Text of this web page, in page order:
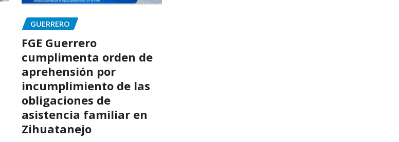
GUERRERO
FGE Guerrero
cumplimenta orden de
aprehensión por
incumplimiento de las
obligaciones de
asistencia familiar en
Zihuatanejo